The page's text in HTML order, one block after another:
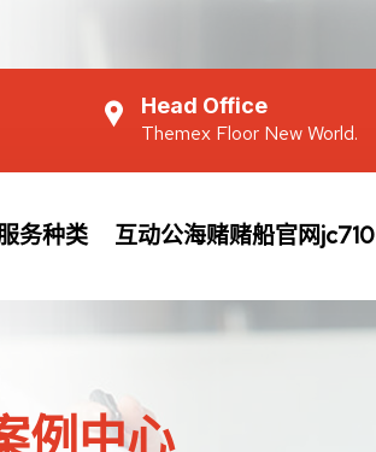
Head Office
Themex Floor New World.
务种类 互动公海赌赌船官网jc710
例中心